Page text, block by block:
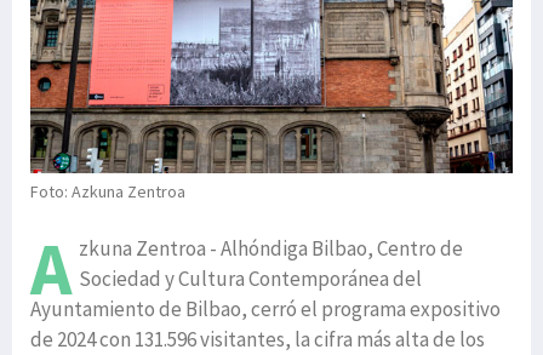
Foto: Azkuna Zentroa
A zkuna Zentroa - Alhóndiga Bilbao, Centro de
Sociedad y Cultura Contemporánea del
Ayuntamiento de Bilbao, cerró el programa expositivo
de 2024 con 131.596 visitantes, la cifra más alta de los